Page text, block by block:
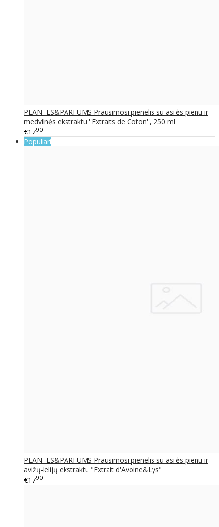
PLANTES&PARFUMS Prausimosi pienelis su asilės pienu ir
medvilnės ekstraktu ''Extraits de Coton'', 250 ml
€1790
Populiari
PLANTES&PARFUMS Prausimosi pienelis su asilės pienu ir
avižų-lelijų ekstraktu "Extrait d'Avoine&Lys"
€1790